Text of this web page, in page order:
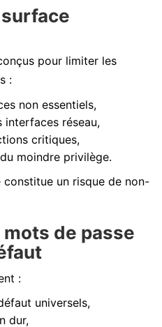
pour limiter les
:
non essentiels,
interfaces réseau,
critiques,
moindre privilège.
un risque de non-
de passe
:
universels,
dur,